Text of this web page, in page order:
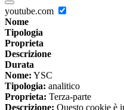
youtube.com
Nome
Tipologia
Proprieta
Descrizione
Durata
Nome: YSC
Tipologia: analitico
Proprieta: Terza-parte
Descrizione: Questo cookie è